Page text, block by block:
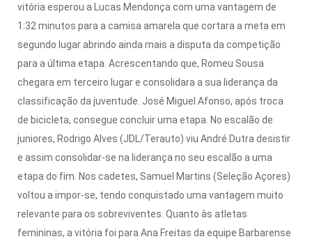
vitória esperou a Lucas Mendonça com uma vantagem de
1:32 minutos para a camisa amarela que cortara a meta em
segundo lugar abrindo ainda mais a disputa da competição
para a última etapa. Acrescentando que, Romeu Sousa
chegara em terceiro lugar e consolidara a sua liderança da
classificação da juventude. José Miguel Afonso, após troca
de bicicleta, consegue concluir uma etapa. No escalão de
juniores, Rodrigo Alves (JDL/Terauto) viu André Dutra desistir
e assim consolidar-se na liderança no seu escalão a uma
etapa do fim. Nos cadetes, Samuel Martins (Seleção Açores)
voltou a impor-se, tendo conquistado uma vantagem muito
relevante para os sobreviventes. Quanto às atletas
femininas, a vitória foi para Ana Freitas da equipe Barbarense